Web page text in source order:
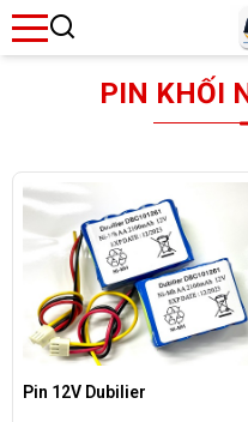
menu
PIN KHỐI
Pin 12V Dubilier